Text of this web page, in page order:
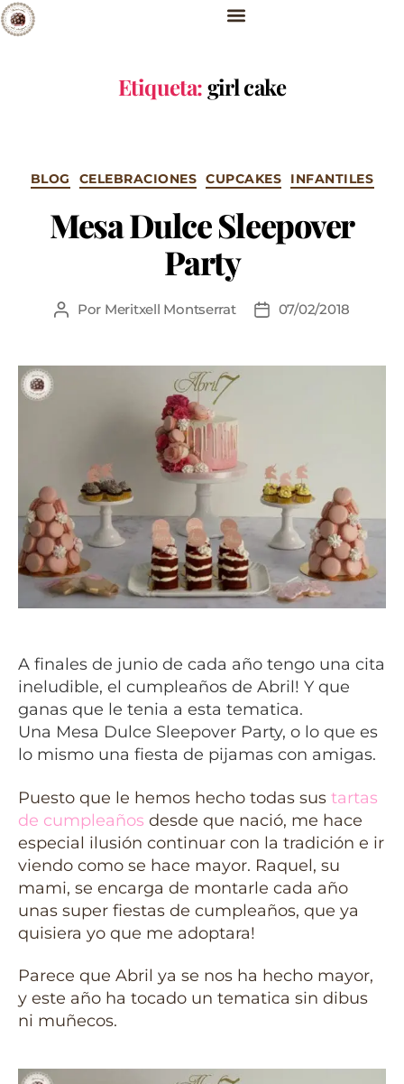
Etiqueta:girl cake
BLOG CELEBRACIONES CUPCAKES INFANTILES
Mesa Dulce Sleepover
Party
Por Meritxell Montserrat 07/02/2018
A finales de junio de cada año tengo una cita
ineludible, el cumpleaños de Abril! Y que
ganas que le tenia a esta tematica.
Una Mesa Dulce Sleepover Party, o lo que es
lo mismo una fiesta de pijamas con amigas.
Puesto que le hemos hecho todas sus tartas
de cumpleaños desde que nació, me hace
especial ilusión continuar con la tradición e ir
viendo como se hace mayor. Raquel, su
mami, se encarga de montarle cada año
unas super fiestas de cumpleaños, que ya
quisiera yo que me adoptara!
Parece que Abril ya se nos ha hecho mayor,
y este año ha tocado un tematica sin dibus
ni muñecos.